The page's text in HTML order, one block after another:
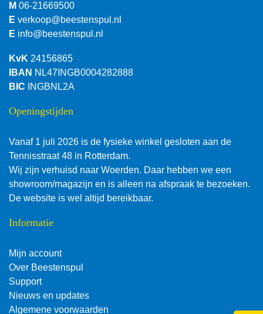
M 06-21669500
E verkoop@beestenspul.nl
E info@beestenspul.nl
KvK 24156865
IBAN NL47INGB0004282888
BIC INGBNL2A
Openingstijden
Vanaf 1 juli 2026 is de fysieke winkel gesloten aan de
Tennisstraat 48 in Rotterdam.
Wij zijn verhuisd naar Woerden. Daar hebben we een
showroom/magazijn en is alleen na afspraak te bezoeken.
De website is wel altijd bereikbaar.
Informatie
Mijn account
Over Beestenspul
Support
Nieuws en updates
Algemene voorwaarden